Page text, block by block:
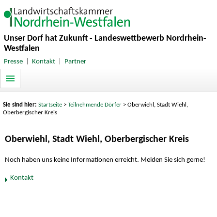
Unser Dorf hat Zukunft - Landeswettbewerb Nordrhein-
Westfalen
Presse| Kontakt| Partner
Sie sind hier:Startseite >Teilnehmende Dörfer > Oberwiehl, Stadt Wiehl,
Oberbergischer Kreis
Oberwiehl, Stadt Wiehl, Oberbergischer Kreis
Noch haben uns keine Informationen erreicht. Melden Sie sich gerne!
Kontakt